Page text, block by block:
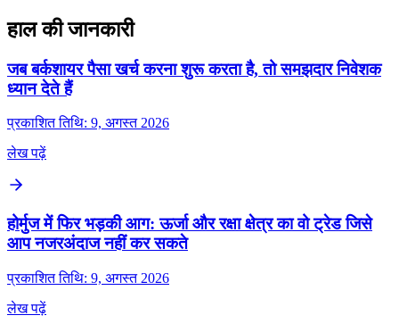
हाल की जानकारी
जब बर्कशायर पैसा खर्च करना शुरू करता है, तो समझदार निवेशक
ध्यान देते हैं
प्रकाशित तिथि: 9, अगस्त 2026
लेख पढ़ें
होर्मुज में फिर भड़की आग: ऊर्जा और रक्षा क्षेत्र का वो ट्रेड जिसे
आप नजरअंदाज नहीं कर सकते
प्रकाशित तिथि: 9, अगस्त 2026
लेख पढ़ें